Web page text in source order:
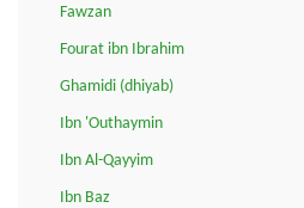
Fawzan
Fourat ibn Ibrahim
Ghamidi (dhiyab)
Ibn 'Outhaymin
Ibn Al-Qayyim
Ibn Baz